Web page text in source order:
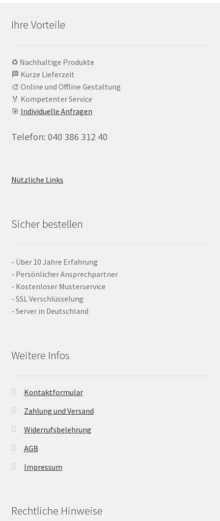
Ihre Vorteile
♻️ Nachhaltige Produkte
🏁 Kurze Lieferzeit
🎨 Online und Offline Gestaltung
🏅 Kompetenter Service
🎯 Individuelle Anfragen
Telefon: 040 386 312 40
Nützliche Links
Sicher bestellen
- Über 10 Jahre Erfahrung
- Persönlicher Ansprechpartner
- Kostenloser Musterservice
- SSL Verschlüsselung
- Server in Deutschland
Weitere Infos
Kontaktformular
Zahlung und Versand
Widerrufsbelehrung
AGB
Impressum
Rechtliche Hinweise